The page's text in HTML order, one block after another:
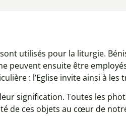
utilisés pour la liturgie.
peuvent ensuite être
: l’Eglise invite ainsi à les
signification. Toutes les
de ces objets au cœur de